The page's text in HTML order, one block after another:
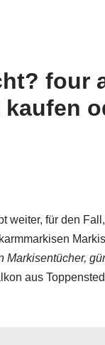
four
kaufen
weiter, für den
aus